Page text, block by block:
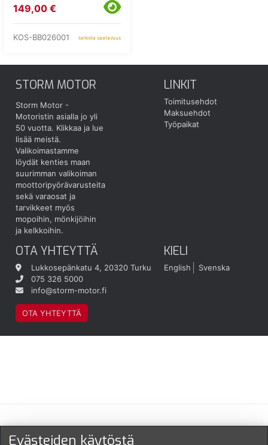
149,00 €
KOS-BB026001 tarkista saatavuus
STORM MOTOR
Storm Motor -
Motoristin asialla jo yli
50 vuotta. Klikkaa ja lue
lisää meistä.
Valikoimastamme
löydät kenties maan
suurimman valikoiman
moottoripyörävarusteita
sekä varaosat ja
tarvikkeet myös
mopoihin, mönkijöihin
ja kelkkoihin.
LINKIT
Toimitusehdot
Maksuehdot
Työpaikat
OTA YHTEYTTÄ
Lukkosepänkatu 4, 20320 Turku
075 326 5000
info@storm-motor.fi
OTA YHTEYTTÄ
KIELI
English Svenska
Maksu- ja toimitustavat
Evästeiden käytöstä